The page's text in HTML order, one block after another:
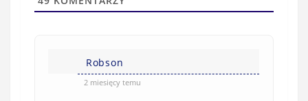
w
(
Robson
2 miesięcy temu